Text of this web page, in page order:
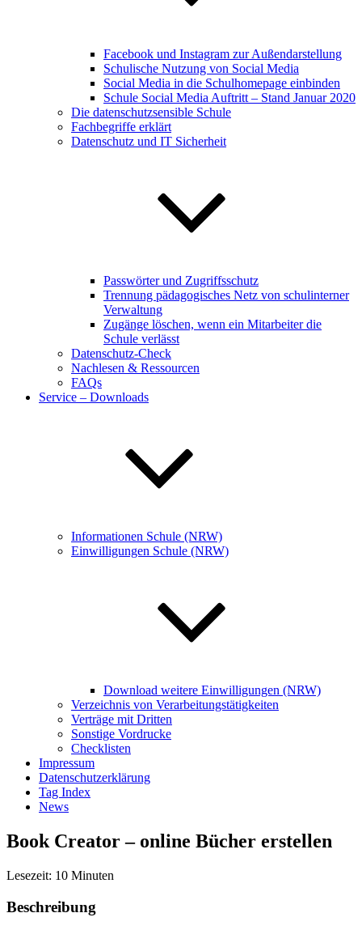
Facebook und Instagram zur Außendarstellung
Schulische Nutzung von Social Media
Social Media in die Schulhomepage einbinden
Schule Social Media Auftritt – Stand Januar 2020
Die datenschutzsensible Schule
Fachbegriffe erklärt
Datenschutz und IT Sicherheit
Passwörter und Zugriffsschutz
Trennung pädagogisches Netz von schulinterner
Verwaltung
Zugänge löschen, wenn ein Mitarbeiter die
Schule verlässt
Datenschutz-Check
Nachlesen & Ressourcen
FAQs
Service – Downloads
Informationen Schule (NRW)
Einwilligungen Schule (NRW)
Download weitere Einwilligungen (NRW)
Verzeichnis von Verarbeitungstätigkeiten
Verträge mit Dritten
Sonstige Vordrucke
Checklisten
Impressum
Datenschutzerklärung
Tag Index
News
Book Creator – online Bücher erstellen
Lesezeit: 10 Minuten
Beschreibung